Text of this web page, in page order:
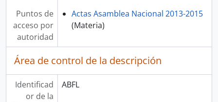
Puntos de
acceso por
autoridad
Actas Asamblea Nacional 2013-2015
(Materia)
Área de control de la descripción
Identificad
or de la
ABFL